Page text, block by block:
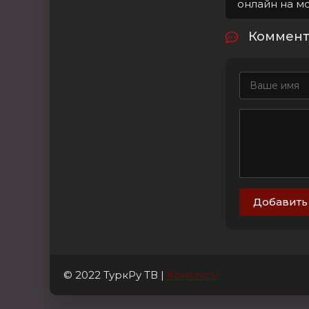
онлайн на
© 2022 ТуркРу ТВ | Контакты